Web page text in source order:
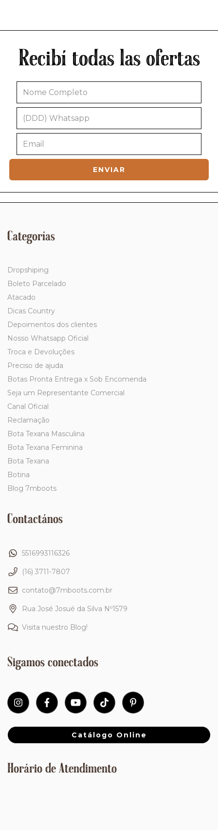
Recibí todas las ofertas
Categorías
Dropshiping
Boleto Parcelado
Atacado
Dicas Country
Depoimentos dos clientes
Nosso Whatsapp Oficial
Troca e Devoluções
Preciso de ajuda
Botas Pronta Entrega x Sob Encomenda
Seja um Representante Comercial
Canal Oficial
Reclamação
Bota Texana Masculina
Bota Texana Feminina
Bota Texana
Botina
Blog 7mboots
Contactános
5516993116326
(16) 3711-7807
contato@7mboots.com.br
Rua José Josué da Silva Nº1579
Visita nuestro Blog!
Sigamos conectados
Catálogo Online
Horário de Atendimento